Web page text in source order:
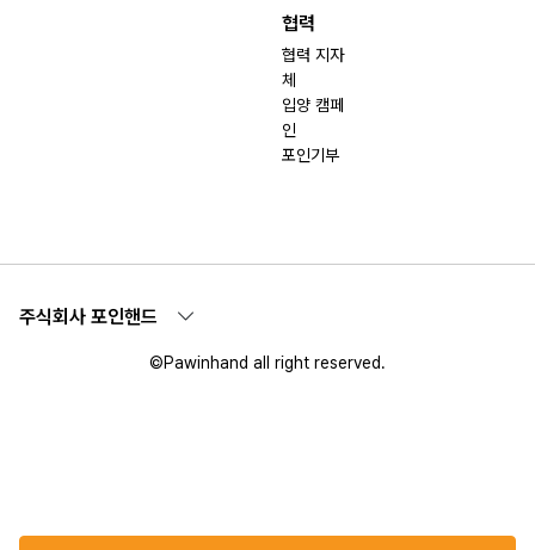
협력
협력 지자
체
입양 캠페
인
포인기부
주식회사 포인핸드
©Pawinhand all right reserved.